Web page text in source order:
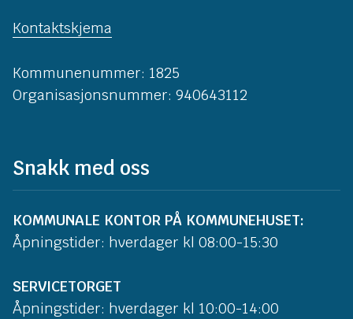
Kontaktskjema
Kommunenummer: 1825
Organisasjonsnummer: 940643112
Snakk med oss
KOMMUNALE KONTOR PÅ KOMMUNEHUSET:
Åpningstider: hverdager kl 08:00-15:30
SERVICETORGET
Åpningstider: hverdager kl 10:00-14:00